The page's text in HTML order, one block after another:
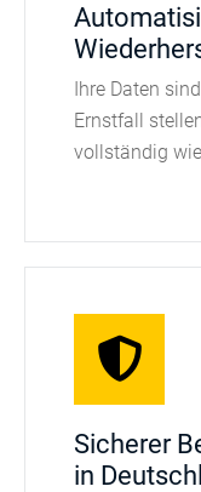
Ihre Daten
Ernstfall
vollständig
Sicherer
in